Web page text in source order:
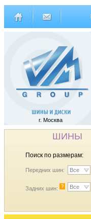
г. Москва
ШИНЫ
Поиск по размерам:
Передних шин: Все
Задних шин: ? Все